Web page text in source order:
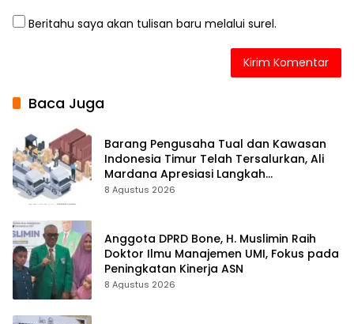
Beritahu saya akan tulisan baru melalui surel.
Baca Juga
Barang Pengusaha Tual dan Kawasan
Indonesia Timur Telah Tersalurkan, Ali
Mardana Apresiasi Langkah
Penyelesaian PT Afid Logistik dan PT
8 Agustus 2026
Anggota DPRD Bone, H. Muslimin Raih
Doktor Ilmu Manajemen UMI, Fokus pada
Peningkatan Kinerja ASN
8 Agustus 2026